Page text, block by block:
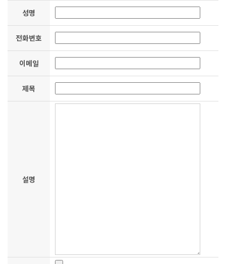
성명
전화번호
이메일
제목
설명